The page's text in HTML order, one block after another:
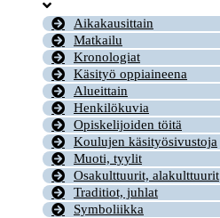
Aikakausittain
Matkailu
Kronologiat
Käsityö oppiaineena
Alueittain
Henkilökuvia
Opiskelijoiden töitä
Koulujen käsityösivustoja
Muoti, tyylit
Osakulttuurit, alakulttuurit
Traditiot, juhlat
Symboliikka